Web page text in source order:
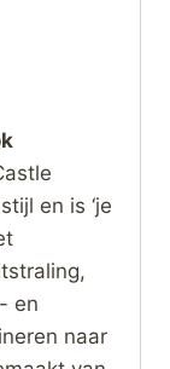
en is ‘je
en
naar